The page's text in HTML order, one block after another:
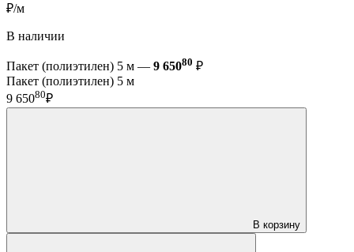
₽/м
В наличии
Пакет (полиэтилен) 5 м — 9 65080 ₽
Пакет (полиэтилен) 5 м
9 65080₽
В корзину